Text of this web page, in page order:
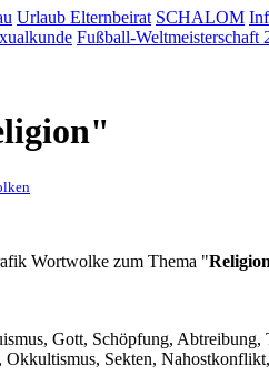
Urlaub Elternbeirat SCHALOM
Fußball-Weltmeisterschaft
Wortwolke zum Thema "Religion
Gott, Schöpfung,
Sekten, Nahostkonflikt,